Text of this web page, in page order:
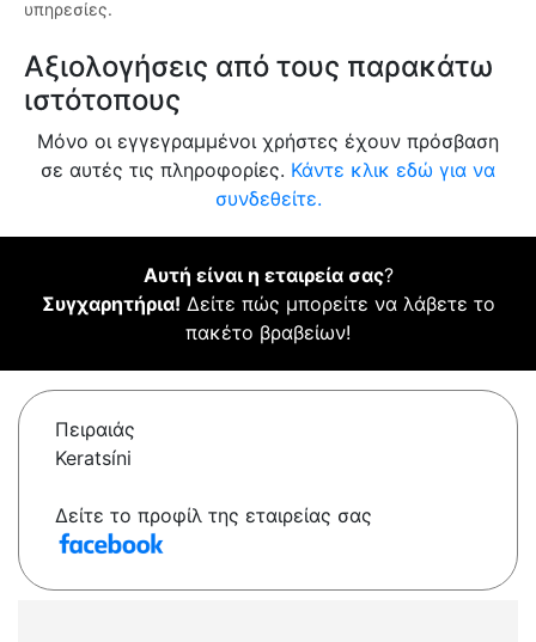
υπηρεσίες.
Αξιολογήσεις από τους παρακάτω
ιστότοπους
Μόνο οι εγγεγραμμένοι χρήστες έχουν πρόσβαση
σε αυτές τις πληροφορίες. Κάντε κλικ εδώ για να
συνδεθείτε.
Αυτή είναι η εταιρεία σας?
Συγχαρητήρια! Δείτε πώς μπορείτε να λάβετε το
πακέτο βραβείων!
Πειραιάς
Keratsíni
Δείτε το προφίλ της εταιρείας σας